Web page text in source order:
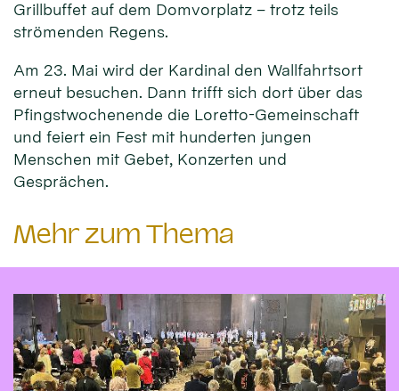
Grillbuffet auf dem Domvorplatz – trotz teils
strömenden Regens.
Am 23. Mai wird der Kardinal den Wallfahrtsort
erneut besuchen. Dann trifft sich dort über das
Pfingstwochenende die Loretto-Gemeinschaft
und feiert ein Fest mit hunderten jungen
Menschen mit Gebet, Konzerten und
Gesprächen.
Mehr zum Thema